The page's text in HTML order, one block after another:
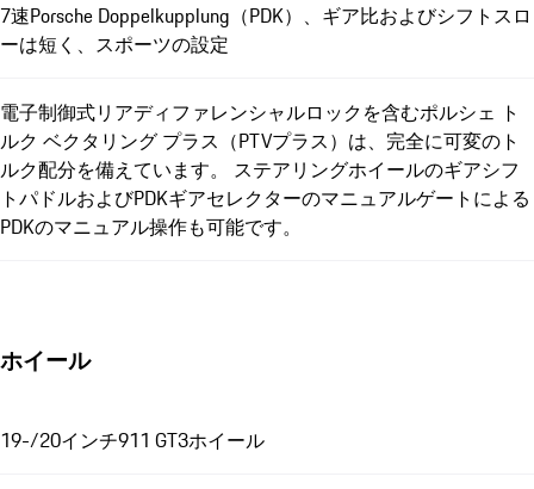
7速Porsche Doppelkupplung（PDK）、ギア比およびシフトスロ
ーは短く、スポーツの設定
電子制御式リアディファレンシャルロックを含むポルシェ ト
ルク ベクタリング プラス（PTVプラス）は、完全に可変のト
ルク配分を備えています。 ステアリングホイールのギアシフ
トパドルおよびPDKギアセレクターのマニュアルゲートによる
PDKのマニュアル操作も可能です。
ホイール
19-/20インチ911 GT3ホイール